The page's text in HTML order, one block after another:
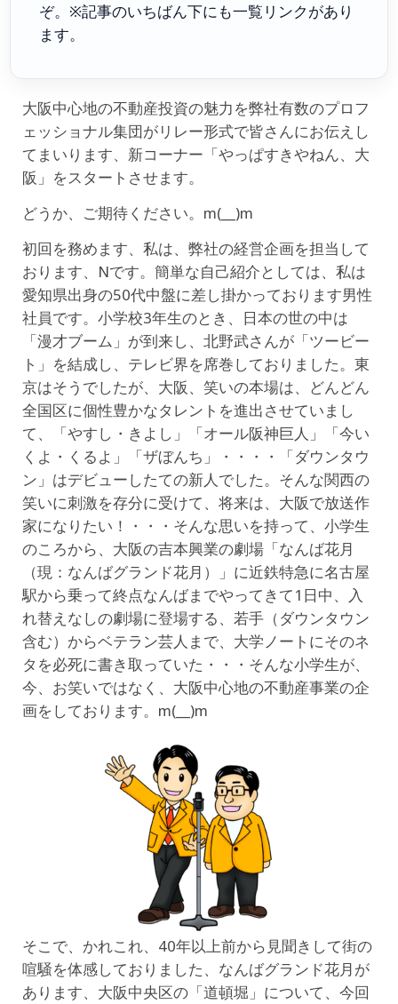
ぞ。※記事のいちばん下にも一覧リンクがあり
ます。
大阪中心地の不動産投資の魅力を弊社有数のプロフ
ェッショナル集団がリレー形式で皆さんにお伝えし
てまいります、新コーナー「やっぱすきやねん、大
阪」をスタートさせます。
どうか、ご期待ください。m(__)m
初回を務めます、私は、弊社の経営企画を担当して
おります、Nです。簡単な自己紹介としては、私は
愛知県出身の50代中盤に差し掛かっております男性
社員です。小学校3年生のとき、日本の世の中は
「漫才ブーム」が到来し、北野武さんが「ツービー
ト」を結成し、テレビ界を席巻しておりました。東
京はそうでしたが、大阪、笑いの本場は、どんどん
全国区に個性豊かなタレントを進出させていまし
て、「やすし・きよし」「オール阪神巨人」「今い
くよ・くるよ」「ザぼんち」・・・・「ダウンタウ
ン」はデビューしたての新人でした。そんな関西の
笑いに刺激を存分に受けて、将来は、大阪で放送作
家になりたい！・・・そんな思いを持って、小学生
のころから、大阪の吉本興業の劇場「なんば花月
（現：なんばグランド花月）」に近鉄特急に名古屋
駅から乗って終点なんばまでやってきて1日中、入
れ替えなしの劇場に登場する、若手（ダウンタウン
含む）からベテラン芸人まで、大学ノートにそのネ
タを必死に書き取っていた・・・そんな小学生が、
今、お笑いではなく、大阪中心地の不動産事業の企
画をしております。m(__)m
そこで、かれこれ、40年以上前から見聞きして街の
喧騒を体感しておりました、なんばグランド花月が
あります、大阪中央区の「道頓堀」について、今回